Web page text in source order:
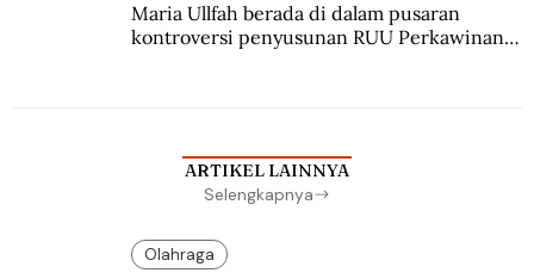
Maria Ullfah berada di dalam pusaran
kontroversi penyusunan RUU Perkawinan.
ARTIKEL LAINNYA
Selengkapnya
Olahraga